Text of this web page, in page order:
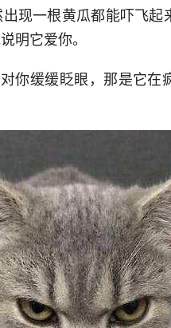
现一根黄瓜都能吓飞起
明它爱你。
你缓缓眨眼，那是它